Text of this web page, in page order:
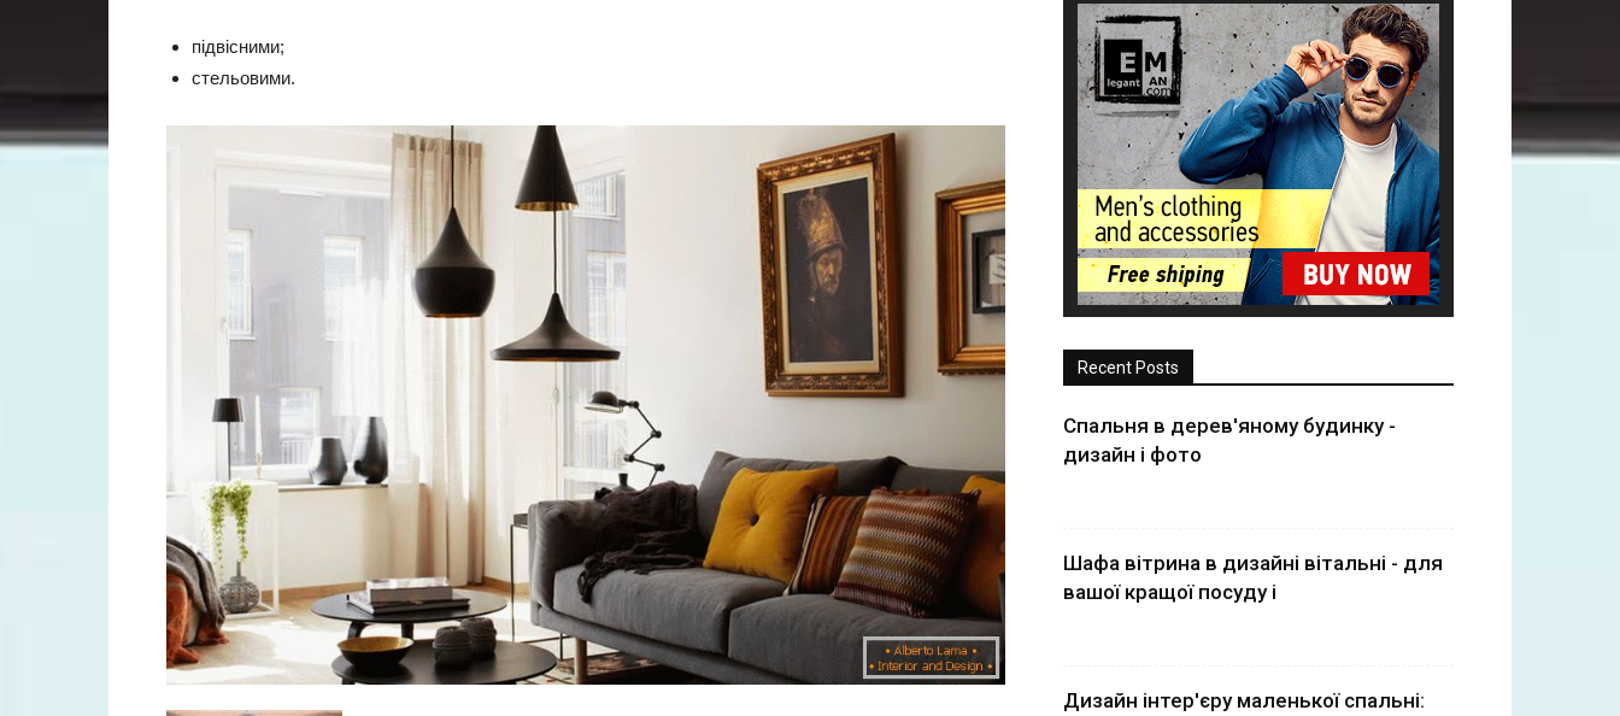
підвісними;
стельовими.
Recent Posts
Спальня в дерев'яному будинку -
дизайн і фото
Шафа вітрина в дизайні вітальні - для
вашої кращої посуду і
Дизайн інтер'єру маленької спальні: